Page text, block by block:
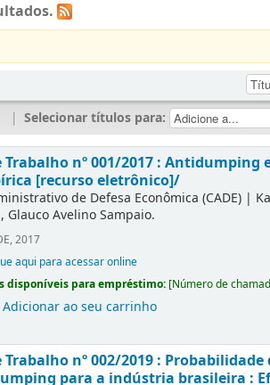
| Selecionar títulos para:
nº 001/2017 : Antidumping
[recurso eletrônico]/
de Defesa Econômica (CADE) |
Glauco Avelino Sampaio.
2017
aqui para acessar online
disponíveis para empréstimo: [Número de
Adicionar ao seu carrinho
nº 002/2019 :
para a indústria brasileira :